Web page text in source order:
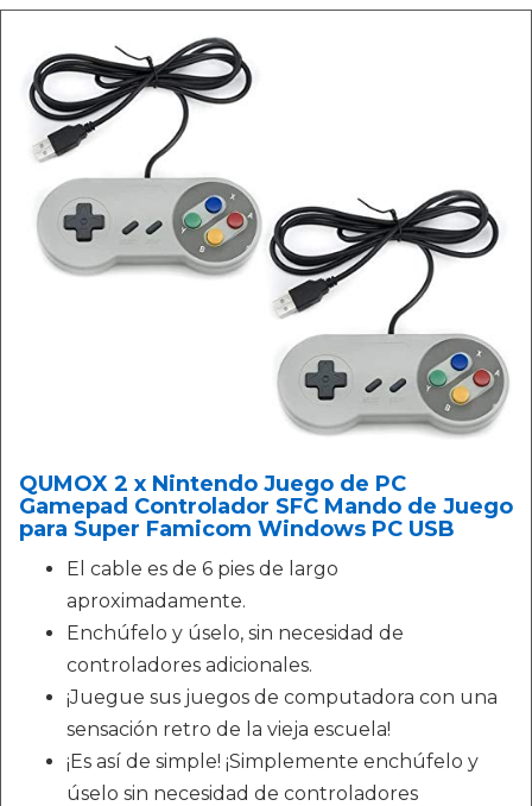
QUMOX 2 x Nintendo Juego de PC
Gamepad Controlador SFC Mando de Juego
para Super Famicom Windows PC USB
El cable es de 6 pies de largo
aproximadamente.
Enchúfelo y úselo, sin necesidad de
controladores adicionales.
¡Juegue sus juegos de computadora con una
sensación retro de la vieja escuela!
¡Es así de simple! ¡Simplemente enchúfelo y
úselo sin necesidad de controladores